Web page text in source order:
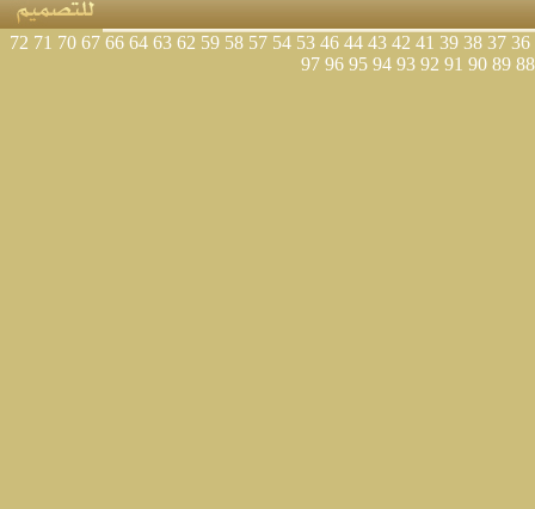
36
37
38
39
41
42
43
44
46
53
54
57
58
59
62
63
64
66
67
70
71
72
88
89
90
91
92
93
94
95
96
97